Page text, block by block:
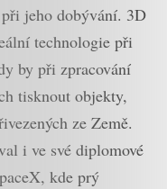
jeho dobývání. 3D
technologie při
by při zpracování
tisknout objekty,
ze Země.
i ve své diplomové
kde prý